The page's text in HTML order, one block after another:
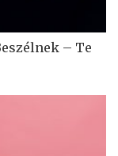
– Te